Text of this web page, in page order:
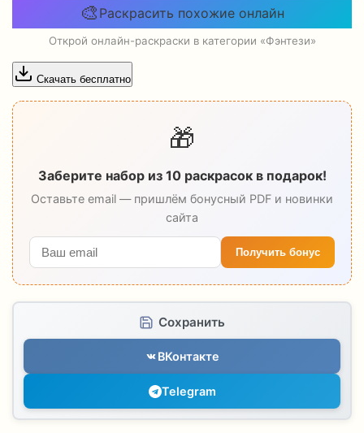
🎨 Раскрасить похожие онлайн
Открой онлайн-раскраски в категории «Фэнтези»
Скачать бесплатно
🎁
Заберите набор из 10 раскрасок в подарок!
Оставьте email — пришлём бонусный PDF и новинки
сайта
Получить бонус
Сохранить
ВКонтакте
Telegram